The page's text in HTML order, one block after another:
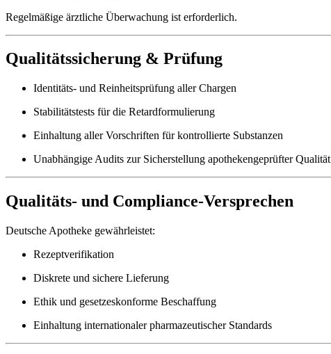
Regelmäßige ärztliche Überwachung ist erforderlich.
Qualitätssicherung & Prüfung
Identitäts- und Reinheitsprüfung aller Chargen
Stabilitätstests für die Retardformulierung
Einhaltung aller Vorschriften für kontrollierte Substanzen
Unabhängige Audits zur Sicherstellung apothekengeprüfter Qualität
Qualitäts- und Compliance-Versprechen
Deutsche Apotheke gewährleistet:
Rezeptverifikation
Diskrete und sichere Lieferung
Ethik und gesetzeskonforme Beschaffung
Einhaltung internationaler pharmazeutischer Standards